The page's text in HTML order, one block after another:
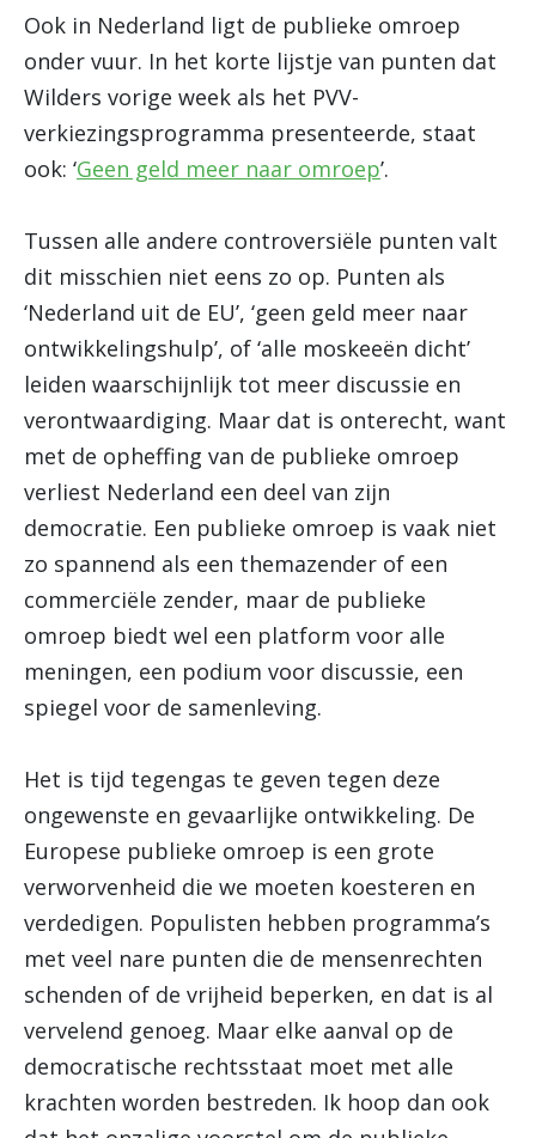
Ook in Nederland ligt de publieke omroep
onder vuur. In het korte lijstje van punten dat
Wilders vorige week als het PVV-
verkiezingsprogramma presenteerde, staat
ook: ‘Geen geld meer naar omroep’.
Tussen alle andere controversiële punten valt
dit misschien niet eens zo op. Punten als
‘Nederland uit de EU’, ‘geen geld meer naar
ontwikkelingshulp’, of ‘alle moskeeën dicht’
leiden waarschijnlijk tot meer discussie en
verontwaardiging. Maar dat is onterecht, want
met de opheffing van de publieke omroep
verliest Nederland een deel van zijn
democratie. Een publieke omroep is vaak niet
zo spannend als een themazender of een
commerciële zender, maar de publieke
omroep biedt wel een platform voor alle
meningen, een podium voor discussie, een
spiegel voor de samenleving.
Het is tijd tegengas te geven tegen deze
ongewenste en gevaarlijke ontwikkeling. De
Europese publieke omroep is een grote
verworvenheid die we moeten koesteren en
verdedigen. Populisten hebben programma’s
met veel nare punten die de mensenrechten
schenden of de vrijheid beperken, en dat is al
vervelend genoeg. Maar elke aanval op de
democratische rechtsstaat moet met alle
krachten worden bestreden. Ik hoop dan ook